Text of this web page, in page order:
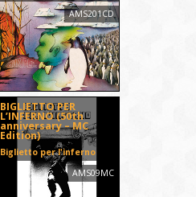
AMS201CD
BIGLIETTO PER
L’INFERNO (50th
anniversary – MC
Edition)
Biglietto per l'inferno
AMS09MC